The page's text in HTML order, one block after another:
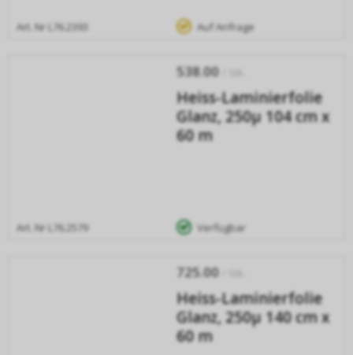
Art. Nr L76.2393 Auf Anfrage
538.00
Heiss-Laminierfolie
Glanz, 250µ 104 cm x
60 m
Art. Nr L76.2579 Verfügbar
725.00
Heiss-Laminierfolie
Glanz, 250µ 140 cm x
60 m